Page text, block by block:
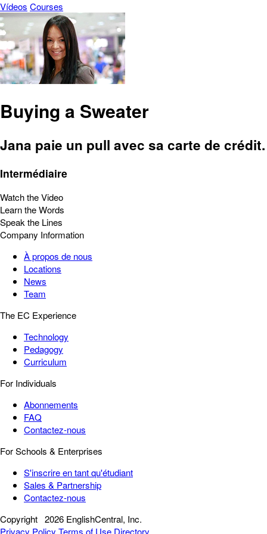
Vídeos Courses
Buying a Sweater
Jana paie un pull avec sa carte de crédit.
Intermédiaire
Watch the Video
Learn the Words
Speak the Lines
Company Information
À propos de nous
Locations
News
Team
The EC Experience
Technology
Pedagogy
Curriculum
For Individuals
Abonnements
FAQ
Contactez-nous
For Schools & Enterprises
S'inscrire en tant qu'étudiant
Sales & Partnership
Contactez-nous
Copyright 2026 EnglishCentral, Inc.